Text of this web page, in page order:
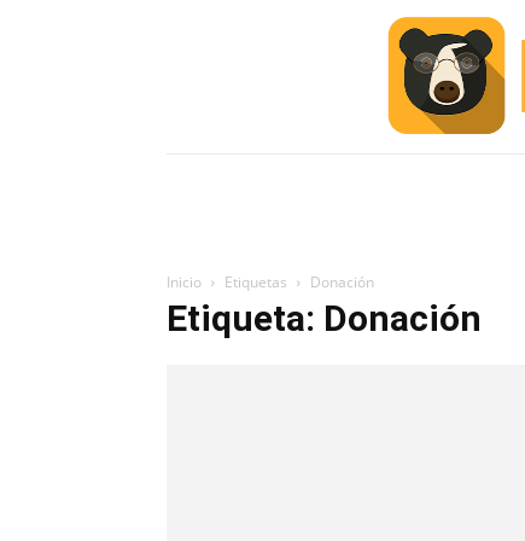
Inicio Etiquetas Donación
Etiqueta: Donación